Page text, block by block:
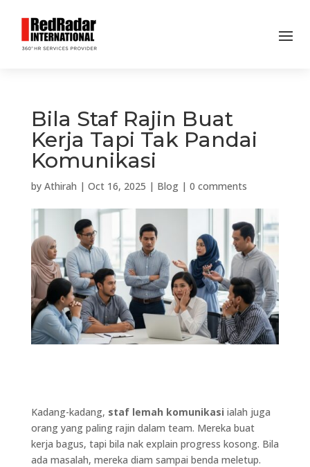
Bila Staf Rajin Buat
Kerja Tapi Tak Pandai
Komunikasi
by Athirah | Oct 16, 2025 | Blog| 0 comments
Kadang-kadang, staf lemah komunikasi ialah juga
orang yang paling rajin dalam team. Mereka buat
kerja bagus, tapi bila nak explain progress kosong. Bila
ada masalah, mereka diam sampai benda meletup.